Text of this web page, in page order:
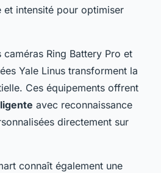
et intensité pour optimiser
Ring Battery Pro et
Yale Linus transforment la
Ces équipements offrent
avec reconnaissance
directement sur
connaît également une